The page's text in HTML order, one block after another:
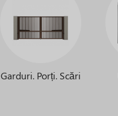
Garduri. Porți. Scări